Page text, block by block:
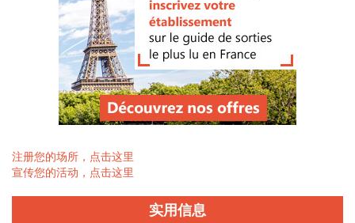
注册您的场所，点击这里
宣传您的活动，点击这里
实用信息